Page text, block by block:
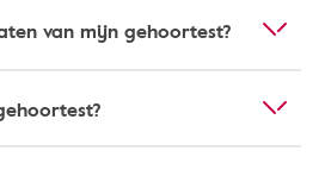
van mijn gehoortest?